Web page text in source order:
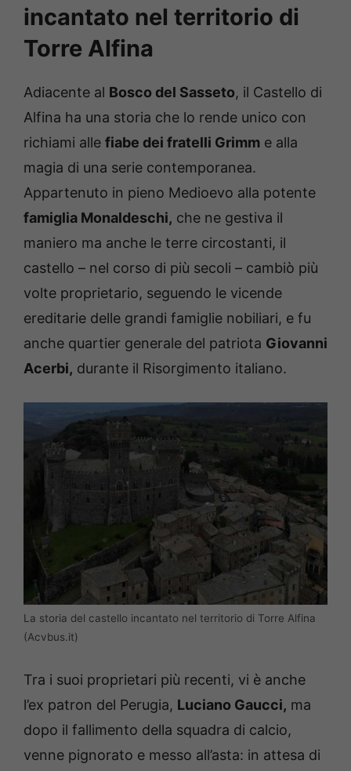
incantato nel territorio di
Torre Alfina
Adiacente al Bosco del Sasseto, il Castello di
Alfina ha una storia che lo rende unico con
richiami alle fiabe dei fratelli Grimm e alla
magia di una serie contemporanea.
Appartenuto in pieno Medioevo alla potente
famiglia Monaldeschi, che ne gestiva il
maniero ma anche le terre circostanti, il
castello – nel corso di più secoli – cambiò più
volte proprietario, seguendo le vicende
ereditarie delle grandi famiglie nobiliari, e fu
anche quartier generale del patriota Giovanni
Acerbi, durante il Risorgimento italiano.
La storia del castello incantato nel territorio di Torre Alfina
(Acvbus.it)
Tra i suoi proprietari più recenti, vi è anche
l’ex patron del Perugia, Luciano Gaucci, ma
dopo il fallimento della squadra di calcio,
venne pignorato e messo all’asta: in attesa di